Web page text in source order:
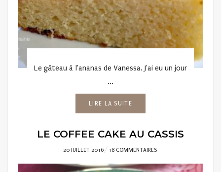
Le gâteau à l'ananas de Vanessa. J'ai eu un jour
...
LIRE LA SUITE
LE COFFEE CAKE AU CASSIS
POSTED
ON
20 JUILLET 2016 18 COMMENTAIRES